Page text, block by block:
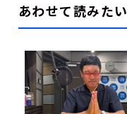
あわせて読みたい